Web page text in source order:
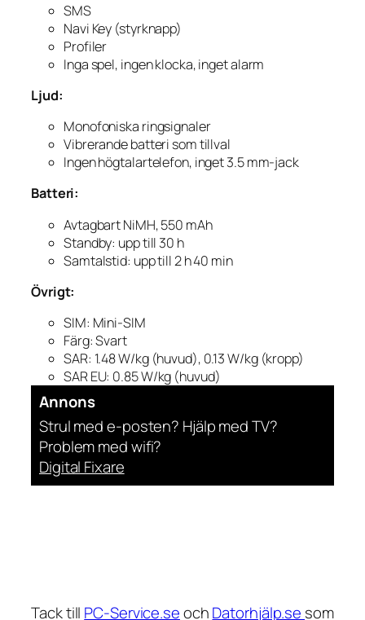
SMS
Navi Key (styrknapp)
Profiler
Inga spel, ingen klocka, inget alarm
Ljud:
Monofoniska ringsignaler
Vibrerande batteri som tillval
Ingen högtalartelefon, inget 3.5 mm-jack
Batteri:
Avtagbart NiMH, 550 mAh
Standby: upp till 30 h
Samtalstid: upp till 2 h 40 min
Övrigt:
SIM: Mini-SIM
Färg: Svart
SAR: 1.48 W/kg (huvud), 0.13 W/kg (kropp)
SAR EU: 0.85 W/kg (huvud)
Annons
Strul med e-posten? Hjälp med TV?
Problem med wifi?
Digital Fixare
Tack till PC-Service.seochDatorhjälp.se som